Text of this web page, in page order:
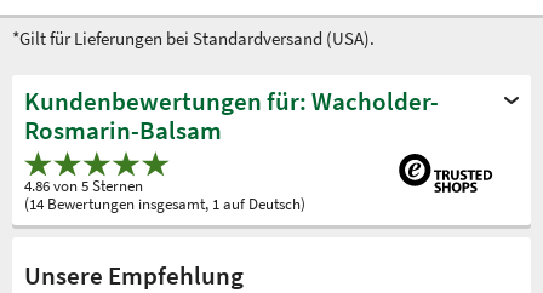
*Gilt für Lieferungen bei Standardversand (USA).
Kundenbewertungen für: Wacholder-
Rosmarin-Balsam
4.86 von 5 Sternen
(14 Bewertungen insgesamt, 1 auf Deutsch)
Unsere Empfehlung